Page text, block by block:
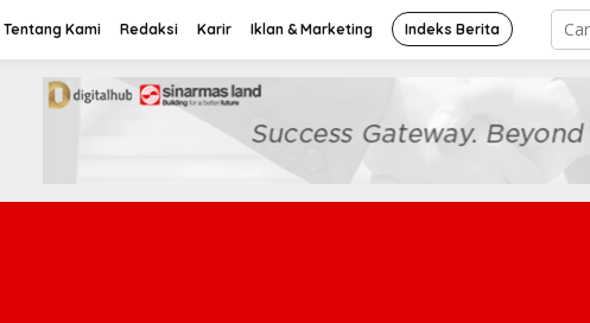
Tentang Kami Redaksi Karir Iklan & Marketing Indeks Berita